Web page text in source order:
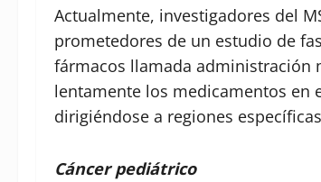
Actualmente, investigadores del
prometedores de un estudio de
fármacos llamada administración
lentamente los medicamentos en
dirigiéndose a regiones
Cáncer pediátrico